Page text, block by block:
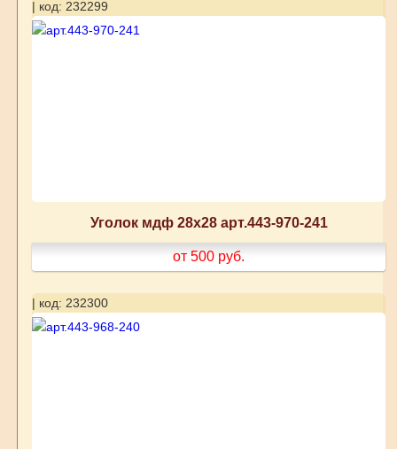
| код: 232299
Уголок мдф 28х28 арт.443-970-241
от 500 руб.
| код: 232300